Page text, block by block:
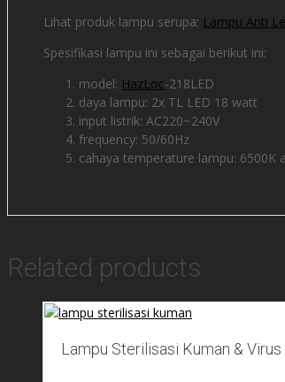
Lihat produk lampu serupa: Lampu Anti
Spesifikasi lampu ini sebagai berikut ini:
model: HazLoc-218LED
daya lampu: 2x TL LED 18 watt
input listrik: AC220~240V
frequency: 50/60Hz
cahaya temperature lampu: 6500K
Related products
Lampu Sterilisasi Kuman &